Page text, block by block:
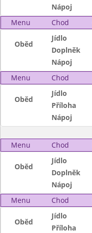
Nápoj
Menu
Chod
Oběd
Jídlo
Doplněk
Nápoj
Menu
Chod
Oběd
Jídlo
Příloha
Nápoj
Menu Chod
Oběd
Jídlo
Doplněk
Nápoj
Menu
Chod
Oběd
Jídlo
Příloha